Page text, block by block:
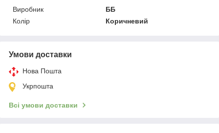
Виробник
ББ
Колір
Коричневий
Умови доставки
Нова Пошта
Укрпошта
Всі умови доставки